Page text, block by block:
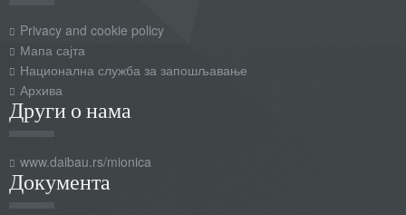
Privacy and cookie policy
Мапа сајта
Национална служба за запошљавање
Архива
Други о нама
www.daibau.rs/mionica
Документа